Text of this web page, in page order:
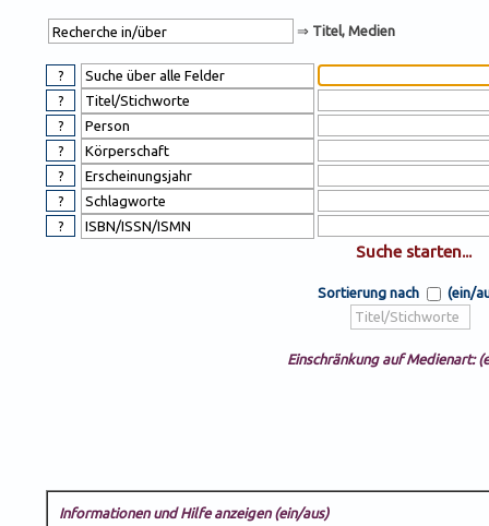
⇒ Titel, Medien
Sortierung nach (ein/
Einschränkung auf Medienart:
Informationen und Hilfe anzeigen (ein/aus)